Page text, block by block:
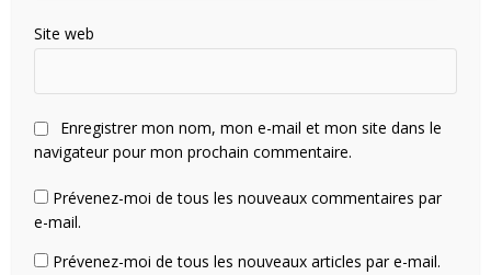
Site web
Enregistrer mon nom, mon e-mail et mon site dans le
navigateur pour mon prochain commentaire.
Prévenez-moi de tous les nouveaux commentaires par
e-mail.
Prévenez-moi de tous les nouveaux articles par e-mail.